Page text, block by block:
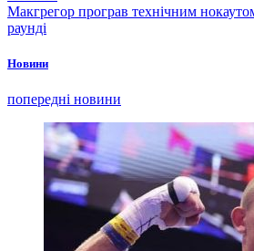
Макгрегор програв технічним
раунді
Новини
попередні новини